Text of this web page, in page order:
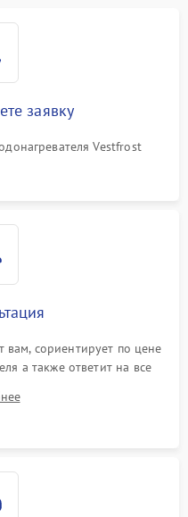
заявку
Vestfrost
сориентирует по цене
а также ответит на все